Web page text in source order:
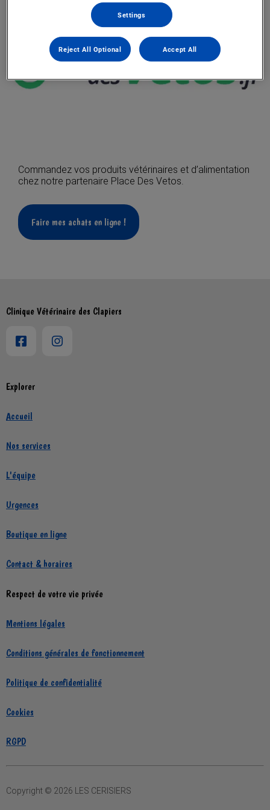
Commandez vos produits vétérinaires et d’alimentation
chez notre partenaire Place Des Vetos.
Faire mes achats en ligne !
Explorer
Accueil
Nos services
L'équipe
Urgences
Boutique en ligne
Contact & horaires
Respect de votre vie privée
Mentions légales
Conditions générales de fonctionnement
Politique de confidentialité
Cookies
RGPD
Clinique Vétérinaire des Clapiers
Copyright © 2026 LES CERISIERS
Settings
Reject All Optional Accept All